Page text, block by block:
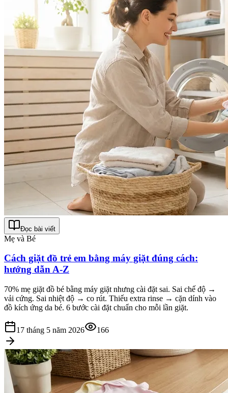
Đọc bài viết
Mẹ và Bé
Cách giặt đồ trẻ em bằng máy giặt đúng cách:
hướng dẫn A-Z
70% mẹ giặt đồ bé bằng máy giặt nhưng cài đặt sai. Sai chế độ →
vải cứng. Sai nhiệt độ → co rút. Thiếu extra rinse → cặn dính vào
đồ kích ứng da bé. 6 bước cài đặt chuẩn cho mỗi lần giặt.
17 tháng 5 năm 2026 166